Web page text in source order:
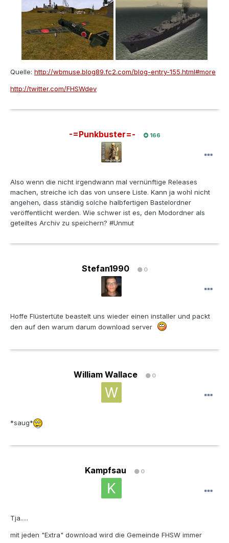
Quelle: http://wbmuse.blog89.fc2.com/blog-entry-155.html#more
http://twitter.com/FHSWdev
-=Punkbuster=- 166
Also wenn die nicht irgendwann mal vernünftige Releases
machen, streiche ich das von unsere Liste. Kann ja wohl nicht
angehen, dass ständig solche halbfertigen Bastelordner
veröffentlicht werden. Wie schwer ist es, den Modordner als
geteiltes Archiv zu speichern? #Unmut
Stefan1990 0
Hoffe Flüstertüte beastelt uns wieder einen installer und packt
den auf den warum darum download server
William Wallace 0
*saug*
Kampfsau 0
Tja.....
mit jeden "Extra" download wird die Gemeinde FHSW immer